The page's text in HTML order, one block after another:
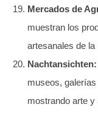
Mercados de
muestran los
artesanales de la
Nachtansichten:
museos,
mostrando arte y